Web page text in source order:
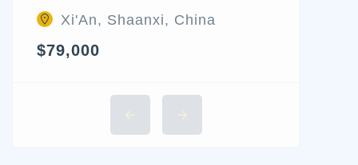
Xi'An, Shaanxi, China
$79,000